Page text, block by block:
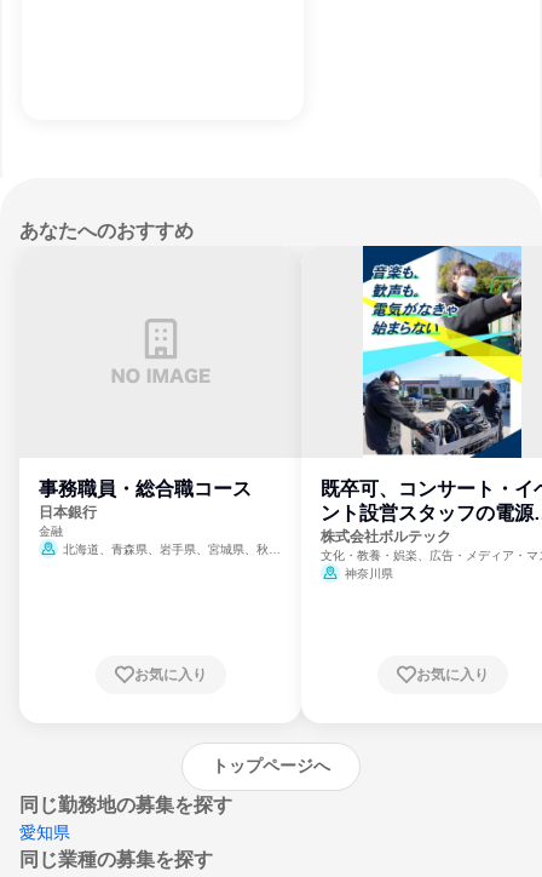
あなたへのおすすめ
事務職員・総合職コース
日本銀行
金融
北海道、青森県、岩手県、宮城県、秋田
崎県、熊本県、大分県、宮崎県、鹿児島県、
お気に入り
既卒可、コンサート・イ
ント設営スタッフの電源
門
株式会社ボルテック
文化・教養・娯楽、広告・メディア・マ
ミ、電力・ガス・水道・エネルギー
神奈川県
お気に入り
トップページへ
同じ勤務地の募集を探す
愛知県
同じ業種の募集を探す